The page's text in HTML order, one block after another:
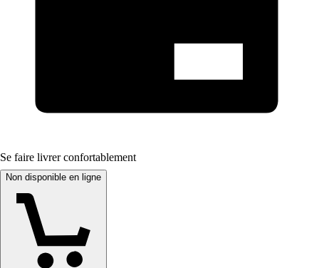
Se faire livrer confortablement
Non disponible en ligne